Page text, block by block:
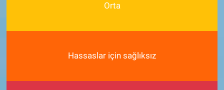
Orta
Hassaslar için sağlıksız